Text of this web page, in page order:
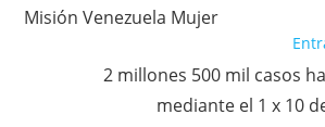
Misión Venezuela Mujer
2 millones 500 mil casos
mediante el 1 x 10